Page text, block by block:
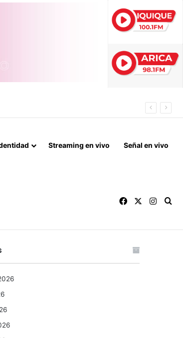
Streaming en vivo Señal en vivo
Facebook